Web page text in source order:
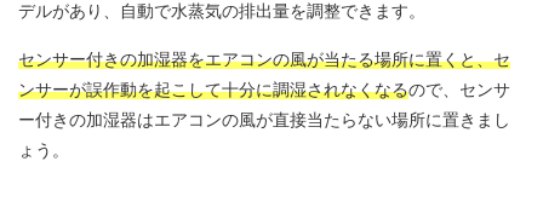
デルがあり、自動で水蒸気の排出量を調整できます。
センサー付きの加湿器をエアコンの風が当たる場所に置くと、セ
ンサーが誤作動を起こして十分に調湿されなくなるので、センサ
ー付きの加湿器はエアコンの風が直接当たらない場所に置きまし
ょう。